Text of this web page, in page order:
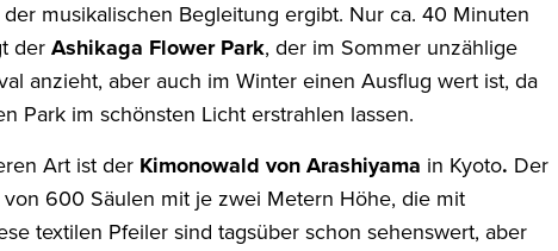
musikalischen Begleitung ergibt. Nur ca. 40 Minuten
der Ashikaga Flower Park, der im Sommer unzählige
anzieht, aber auch im Winter einen Ausflug wert ist, da
Park im schönsten Licht erstrahlen lassen.
Art ist der Kimonowald von Arashiyama in Kyoto. Der
600 Säulen mit je zwei Metern Höhe, die mit
textilen Pfeiler sind tagsüber schon sehenswert, aber